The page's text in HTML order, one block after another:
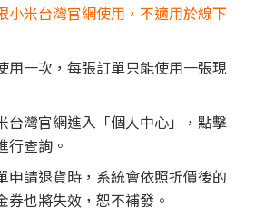
小米台灣官網使用，不適用於線下
用一次，每張訂單只能使用一張現
台灣官網進入「個人中心」，點擊
行查詢。
申請退貨時，系統會依照折價後的
券也將失效，恕不補發。